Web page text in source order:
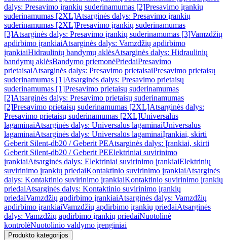
dalys: Presavimo įrankių suderinamumas [2]Presavimo įrankių
suderinamumas [2XL]Atsarginės dalys: Presavimo įrankių
suderinamumas [2XL]Presavimo įrankių suderinamumas
[3]Atsarginės dalys: Presavimo įrankių suderinamumas [3]Vamzdžių
apdirbimo įrankiaiAtsarginės dalys: Vamzdžių apdirbimo
įrankiaiHidraulinių bandymų aklėsAtsarginės dalys: Hidraulinių
bandymų aklėsBandymo priemonėPriedaiPresavimo
prietaisaiAtsarginės dalys: Presavimo prietaisaiPresavimo prietaisų
suderinamumas [1]Atsarginės dalys: Presavimo prietaisų
suderinamumas [1]Presavimo prietaisų suderinamumas
[2]Atsarginės dalys: Presavimo prietaisų suderinamumas
[2]Presavimo prietaisų suderinamumas [2XL]Atsarginės dalys:
Presavimo prietaisų suderinamumas [2XL]Universalūs
lagaminaiAtsarginės dalys: Universalūs lagaminaiUniversalūs
lagaminaiAtsarginės dalys: Universalūs lagaminaiĮrankiai, skirti
Geberit Silent-db20 / Geberit PEAtsarginės dalys: Įrankiai, skirti
Geberit Silent-db20 / Geberit PEElektriniai suvirinimo
įrankiaiAtsarginės dalys: Elektriniai suvirinimo įrankiaiElektrinių
suvirinimo įrankių priedaiKontaktinio suvirinimo įrankiaiAtsarginės
dalys: Kontaktinio suvirinimo įrankiaiKontaktinio suvirinimo įrankių
priedaiAtsarginės dalys: Kontaktinio suvirinimo įrankių
priedaiVamzdžių apdirbimo įrankiaiAtsarginės dalys: Vamzdžių
apdirbimo įrankiaiVamzdžių apdirbimo įrankių priedaiAtsarginės
dalys: Vamzdžių apdirbimo įrankių priedaiNuotolinė
kontrolėNuotolinio valdymo įrenginiai
Produkto kategorijos